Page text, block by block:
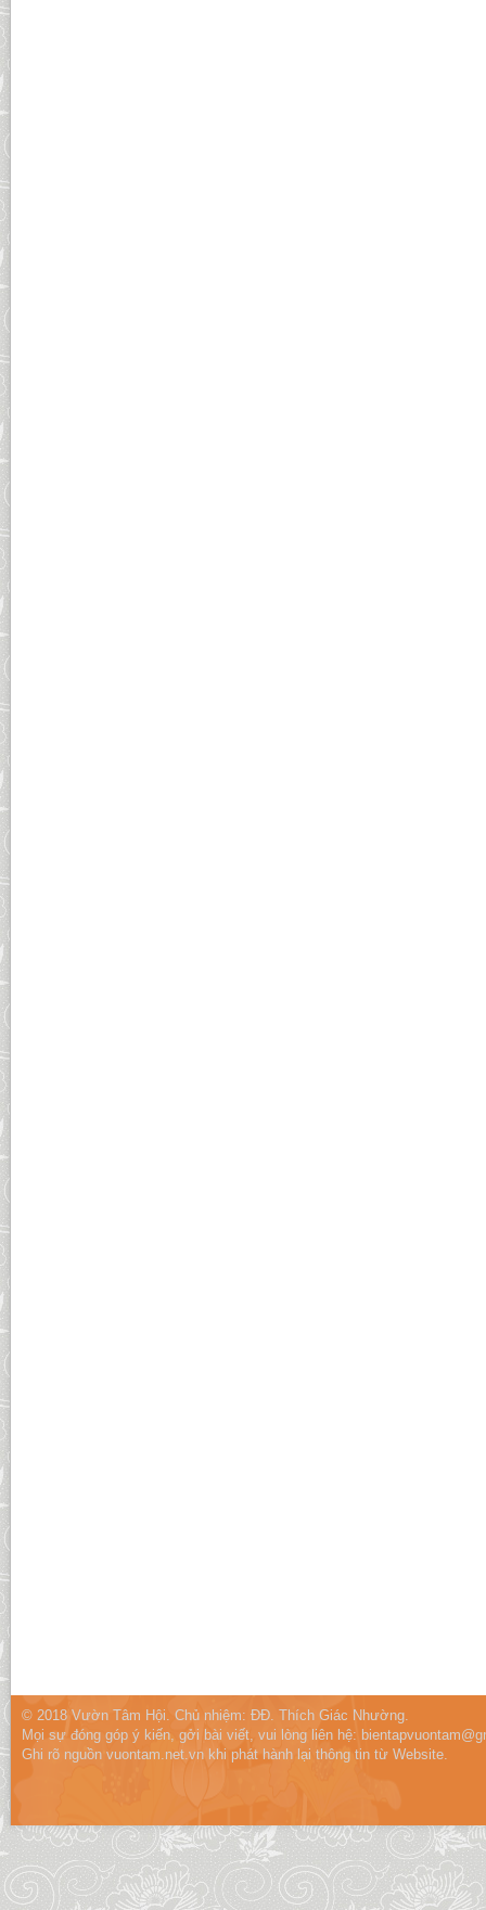
© 2018 Vườn Tâm Hội. Chủ nhiệm: ĐĐ. Thích Giác Nhường.
Mọi sự đóng góp ý kiến, gởi bài viết, vui lòng liên hệ:
Ghi rõ nguồn vuontam.net.vn khi phát hành lại thông tin từ Website.